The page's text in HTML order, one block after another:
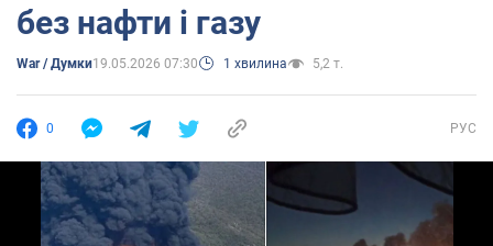
без нафти і газу
War / Думки19.05.2026 07:30 1 хвилина 5,2 т.
0 РУС